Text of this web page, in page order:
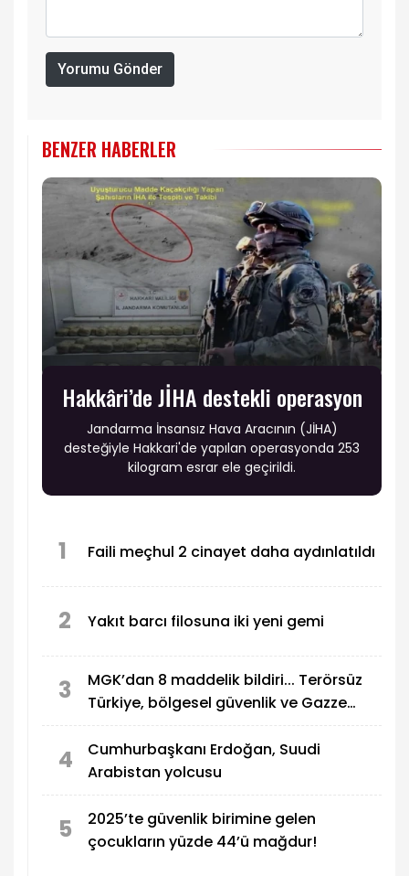
Yorumu Gönder
BENZER HABERLER
Hakkâri’de JİHA destekli operasyon
Jandarma İnsansız Hava Aracının (JİHA)
desteğiyle Hakkari'de yapılan operasyonda 253
kilogram esrar ele geçirildi.
1 Faili meçhul 2 cinayet daha aydınlatıldı
2 Yakıt barcı filosuna iki yeni gemi
3
MGK’dan 8 maddelik bildiri... Terörsüz
Türkiye, bölgesel güvenlik ve Gazze
4
Cumhurbaşkanı Erdoğan, Suudi
Arabistan yolcusu
5
2025’te güvenlik birimine gelen
çocukların yüzde 44’ü mağdur!